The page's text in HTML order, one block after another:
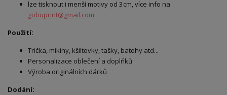
lze tisknout i menší motivy od 3cm, více info na
gobuprint@gmail.com
Použití:
Trička, mikiny, kšiltovky, tašky, batohy atd...
Personalizace oblečení a doplňků
Výroba originálních dárků
Dodání: